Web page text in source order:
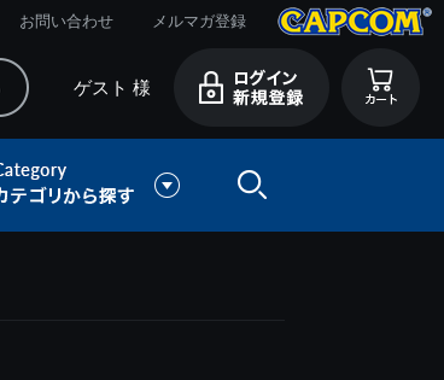
お問い合わせ メルマガ登録
ゲスト 様